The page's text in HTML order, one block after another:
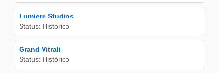
Lumiere Studios
Status: Histórico
Grand Vitrali
Status: Histórico